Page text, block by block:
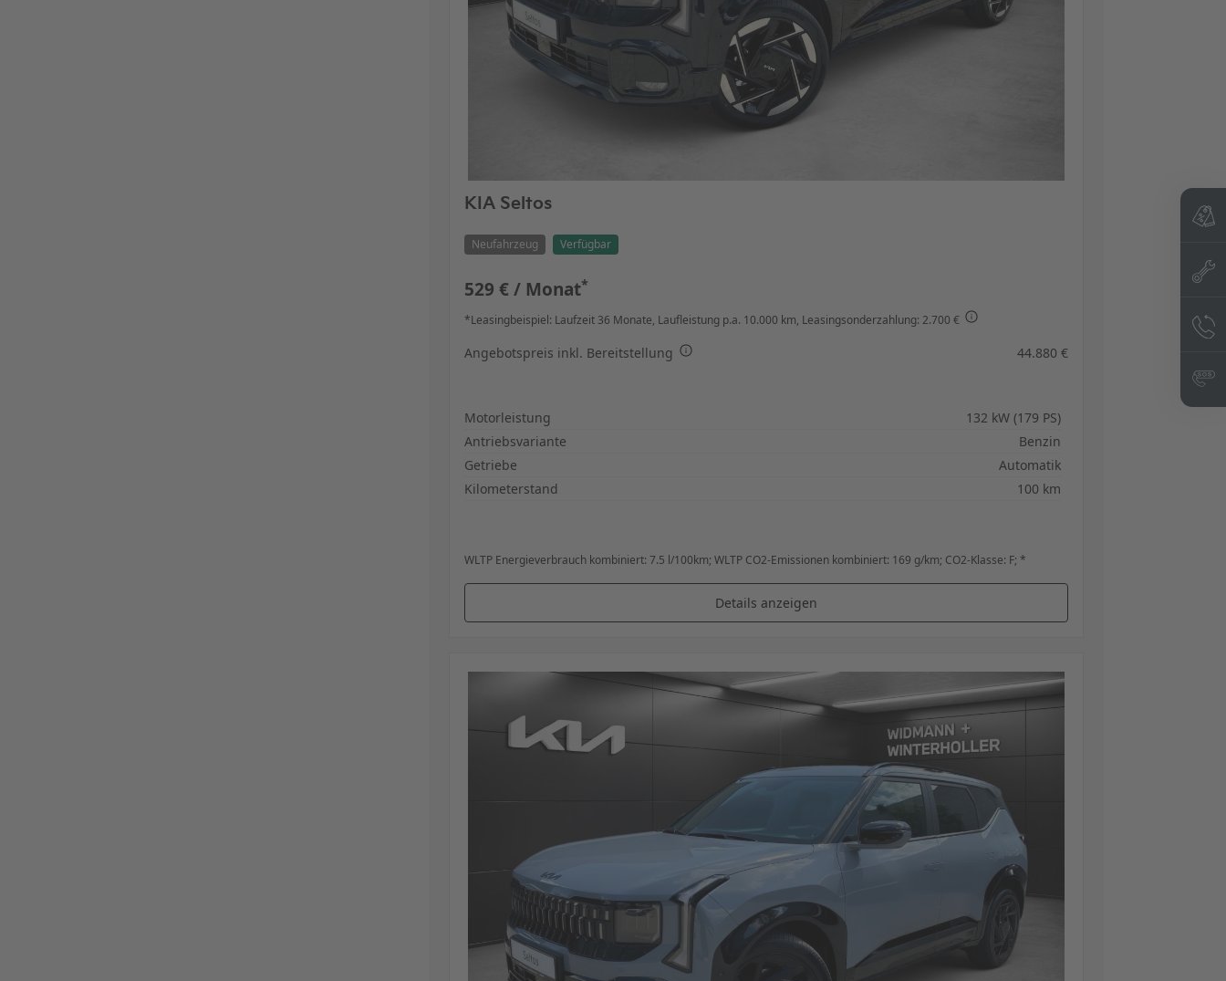
KIA Seltos
Neufahrzeug Verfügbar
529 € / Monat*
*Leasingbeispiel: Laufzeit 36 Monate, Laufleistung p.a. 10.000 km, Leasingsonderzahlung: 2.700 €
Angebotspreis inkl. Bereitstellung 44.880 €
SpezifikationWert
Motorleistung
132 kW (179 PS)
Antriebsvariante
Benzin
Getriebe
Automatik
Kilometerstand
100 km
WLTP Energieverbrauch kombiniert: 7.5 l/100km; WLTP CO2-Emissionen kombiniert: 169 g/km; CO2-Klasse: F; *
Details anzeigen